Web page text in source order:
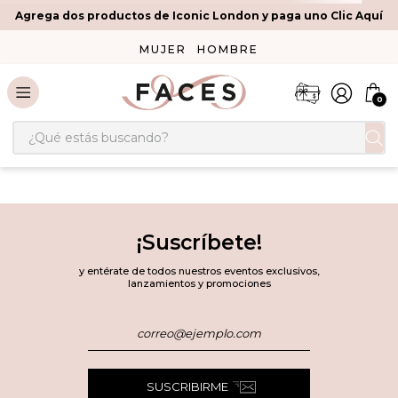
Agrega dos productos de Iconic London y paga uno Clic Aquí
MUJER HOMBRE
0
¿Qué estás buscando?
¡Suscríbete!
y entérate de todos nuestros eventos exclusivos,
lanzamientos y promociones
SUSCRIBIRME